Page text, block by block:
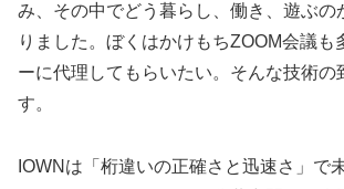
み、その中でどう暮らし、働き、遊ぶの
りました。ぼくはかけもちZOOM会議も
ーに代理してもらいたい。そんな技術の
す。
IOWNは「桁違いの正確さと迅速さ」で